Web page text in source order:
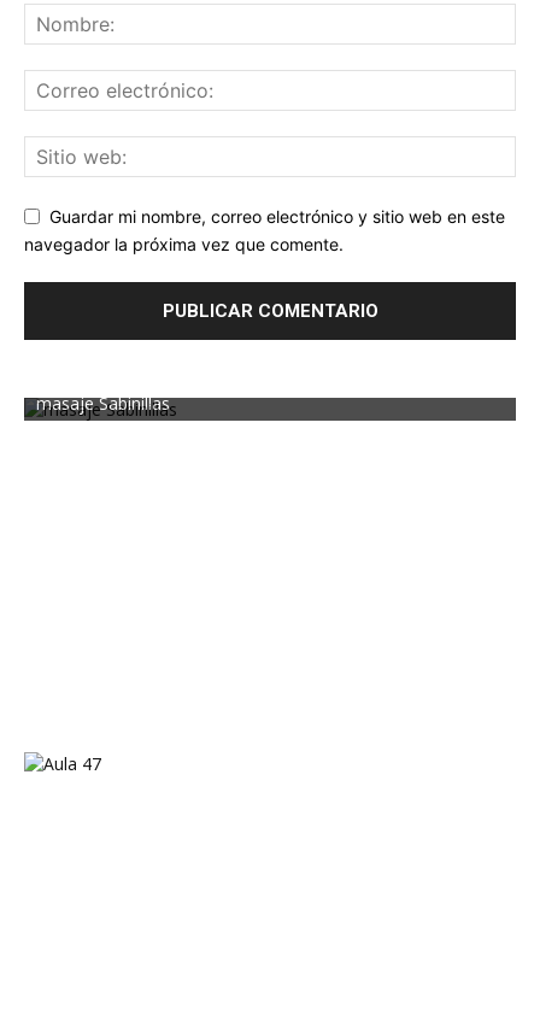
Guardar mi nombre, correo electrónico y sitio web en este
navegador la próxima vez que comente.
masaje Sabinillas